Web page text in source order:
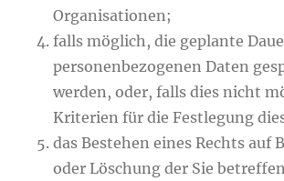
Organisationen;
falls möglich, die geplante
personenbezogenen Daten
werden, oder, falls dies nicht
Kriterien für die Festlegung
das Bestehen eines Rechts auf
oder Löschung der Sie